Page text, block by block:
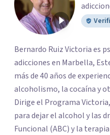
Bernardo Ruiz Victoria es
adicciones en Marbella,
más de 40 años de
alcoholismo, la cocaína y
Dirige el Programa
para dejar el alcohol y las
Funcional (ABC) y la